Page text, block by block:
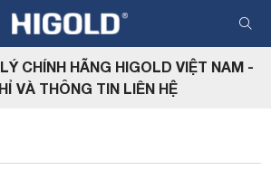
CHÍNH HÃNG HIGOLD VIỆT NAM -
VÀ THÔNG TIN LIÊN HỆ